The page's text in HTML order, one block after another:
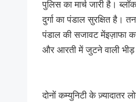
पुलिस का मार्च जारी है।
दुर्गा का पंडाल सुरक्षित है।
पंडाल की सजावट मेंइज़ाफा
और आरती में जुटने वाली भीड़
दोनों कम्युनिटी के ज़्यादातर